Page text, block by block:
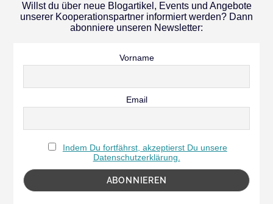
Willst du über neue Blogartikel, Events und Angebote
unserer Kooperationspartner informiert werden? Dann
abonniere unseren Newsletter:
Vorname
Email
Indem Du fortfährst, akzeptierst Du unsere
Datenschutzerklärung.